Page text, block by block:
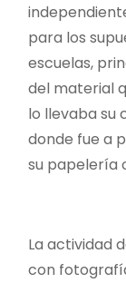
para los
escuelas,
del material
lo llevaba su
donde fue a
su papelería
La actividad
con